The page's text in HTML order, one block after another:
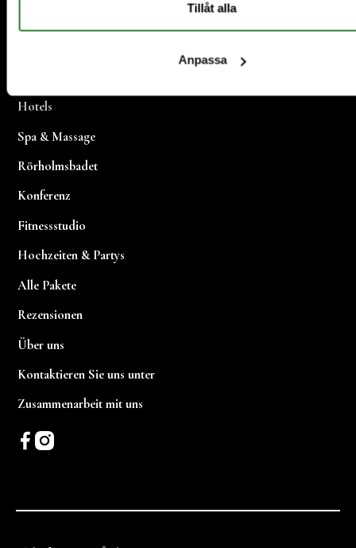
Tillåt alla
Anpassa
Hotels
Spa & Massage
Rörholmsbadet
Konferenz
Fitnessstudio
Hochzeiten & Partys
Alle Pakete
Rezensionen
Über uns
Kontaktieren Sie uns unter
Zusammenarbeit mit uns